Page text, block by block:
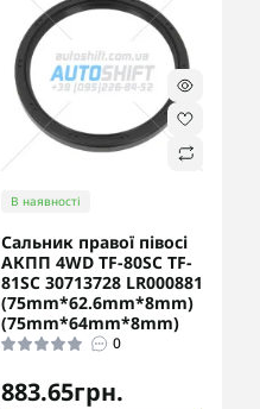
В наявності
Сальник правої півосі
АКПП 4WD TF-80SC TF-
81SC 30713728 LR000881
(75mm*62.6mm*8mm)
(75mm*64mm*8mm)
0
883.65грн.